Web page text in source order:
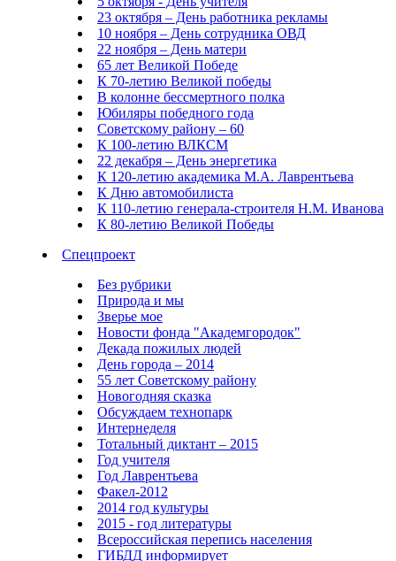
23 октября – День работника рекламы
10 ноября – День сотрудника ОВД
22 ноября – День матери
65 лет Великой Победе
К 70-летию Великой победы
В колонне бессмертного полка
Юбиляры победного года
Советскому району – 60
К 100-летию ВЛКСМ
22 декабря – День энергетика
К 120-летию академика М.А. Лаврентьева
К Дню автомобилиста
К 110-летию генерала-строителя Н.М. Иванова
К 80-летию Великой Победы
Спецпроект
Без рубрики
Природа и мы
Зверье мое
Новости фонда "Академгородок"
Декада пожилых людей
День города – 2014
55 лет Советскому району
Новогодняя сказка
Обсуждаем технопарк
Интернеделя
Тотальный диктант – 2015
Год учителя
Год Лаврентьева
Факел-2012
2014 год культуры
2015 - год литературы
Всероссийская перепись населения
ГИБДД информирует